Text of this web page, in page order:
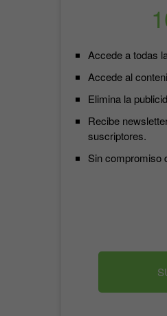
Accede a todas
Accede al
Elimina la
Recibe
suscriptores.
Sin compromiso